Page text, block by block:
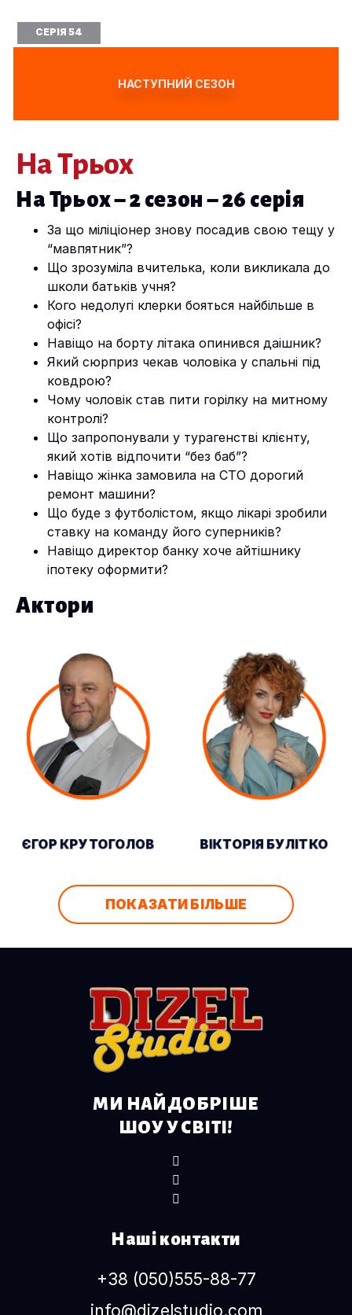
СЕРІЯ 54
НАСТУПНИЙ СЕЗОН
На Трьох
На Трьох – 2 сезон – 26 серія
За що міліціонер знову посадив свою тещу у
“мавпятник”?
Що зрозуміла вчителька, коли викликала до
школи батьків учня?
Кого недолугі клерки бояться найбільше в
офісі?
Навіщо на борту літака опинився даішник?
Який сюрприз чекав чоловіка у спальні під
ковдрою?
Чому чоловік став пити горілку на митному
контролі?
Що запропонували у турагенстві клієнту,
який хотів відпочити “без баб”?
Навіщо жінка замовила на СТО дорогий
ремонт машини?
Що буде з футболістом, якщо лікарі зробили
ставку на команду його суперників?
Навіщо директор банку хоче айтішнику
іпотеку оформити?
Актори
ЄГОР КРУТОГОЛОВ ВІКТОРІЯ БУЛІТКО
ПОКАЗАТИ БІЛЬШЕ
МИ НАЙДОБРІШЕ
ШОУ У СВІТІ!
Наші контакти
+38 (050)555-88-77
info@dizelstudio.com